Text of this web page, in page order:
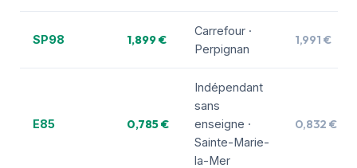
SP98 1,899 €
Carrefour ·
Perpignan
1,991 €
E85 0,785 €
Indépendant
sans
enseigne ·
Sainte-Marie-
la-Mer
0,832 €